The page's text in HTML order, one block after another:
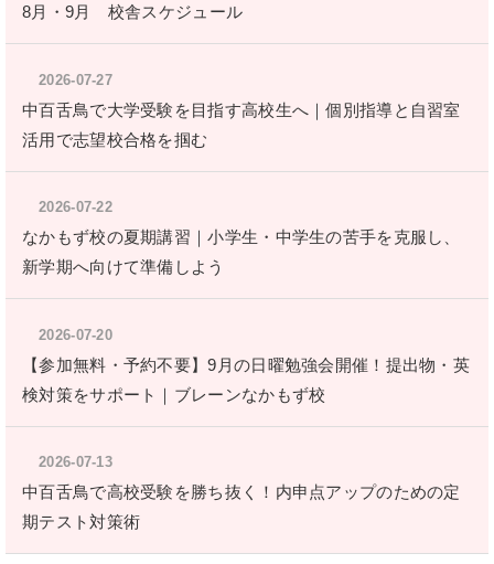
8月・9月 校舎スケジュール
2026-07-27
中百舌鳥で大学受験を目指す高校生へ｜個別指導と自習室
活用で志望校合格を掴む
2026-07-22
なかもず校の夏期講習｜小学生・中学生の苦手を克服し、
新学期へ向けて準備しよう
2026-07-20
【参加無料・予約不要】9月の日曜勉強会開催！提出物・英
検対策をサポート｜ブレーンなかもず校
2026-07-13
中百舌鳥で高校受験を勝ち抜く！内申点アップのための定
期テスト対策術